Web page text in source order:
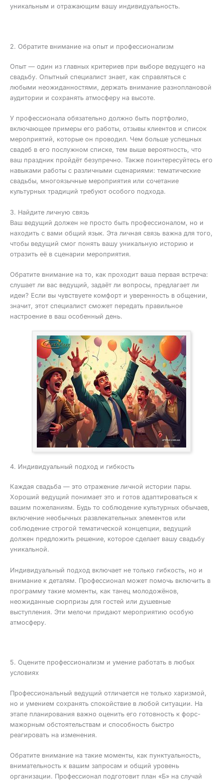
уникальным и отражающим вашу индивидуальность.
2. Обратите внимание на опыт и профессионализм
Опыт — один из главных критериев при выборе ведущего на
свадьбу. Опытный специалист знает, как справляться с
любыми неожиданностями, держать внимание разноплановой
аудитории и сохранять атмосферу на высоте.
У профессионала обязательно должно быть портфолио,
включающее примеры его работы, отзывы клиентов и список
мероприятий, которые он проводил. Чем больше успешных
свадеб в его послужном списке, тем выше вероятность, что
ваш праздник пройдёт безупречно. Также поинтересуйтесь его
навыками работы с различными сценариями: тематические
свадьбы, многоязычные мероприятия или сочетание
культурных традиций требуют особого подхода.
3. Найдите личную связь
Ваш ведущий должен не просто быть профессионалом, но и
находить с вами общий язык. Эта личная связь важна для того,
чтобы ведущий смог понять вашу уникальную историю и
отразить её в сценарии мероприятия.
Обратите внимание на то, как проходит ваша первая встреча:
слушает ли вас ведущий, задаёт ли вопросы, предлагает ли
идеи? Если вы чувствуете комфорт и уверенность в общении,
значит, этот специалист сможет передать правильное
настроение в ваш особенный день.
4. Индивидуальный подход и гибкость
Каждая свадьба — это отражение личной истории пары.
Хороший ведущий понимает это и готов адаптироваться к
вашим пожеланиям. Будь то соблюдение культурных обычаев,
включение необычных развлекательных элементов или
соблюдение строгой тематической концепции, ведущий
должен предложить решение, которое сделает вашу свадьбу
уникальной.
Индивидуальный подход включает не только гибкость, но и
внимание к деталям. Профессионал может помочь включить в
программу такие моменты, как танец молодожёнов,
неожиданные сюрпризы для гостей или душевные
выступления. Эти мелочи придают мероприятию особую
атмосферу.
5. Оцените профессионализм и умение работать в любых
условиях
Профессиональный ведущий отличается не только харизмой,
но и умением сохранять спокойствие в любой ситуации. На
этапе планирования важно оценить его готовность к форс-
мажорным обстоятельствам и способность быстро
реагировать на изменения.
Обратите внимание на такие моменты, как пунктуальность,
внимательность к вашим запросам и общий уровень
организации. Профессионал подготовит план «Б» на случай